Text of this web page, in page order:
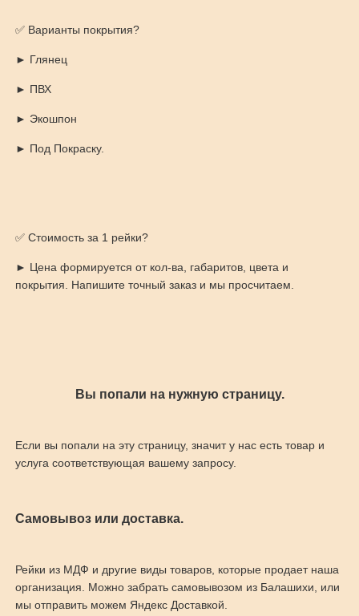
✅ Варианты покрытия?
► Глянец
► ПВХ
► Экошпон
► Под Покраску.
✅ Стоимость за 1 рейки?
► Цена формируется от кол-ва, габаритов, цвета и
покрытия. Напишите точный заказ и мы просчитаем.
Вы попали на нужную страницу.
Если вы попали на эту страницу, значит у нас есть товар и
услуга соответствующая вашему запросу.
Самовывоз или доставка.
Рейки из МДФ и другие виды товаров, которые продает наша
организация. Можно забрать самовывозом из Балашихи, или
мы отправить можем Яндекс Доставкой.